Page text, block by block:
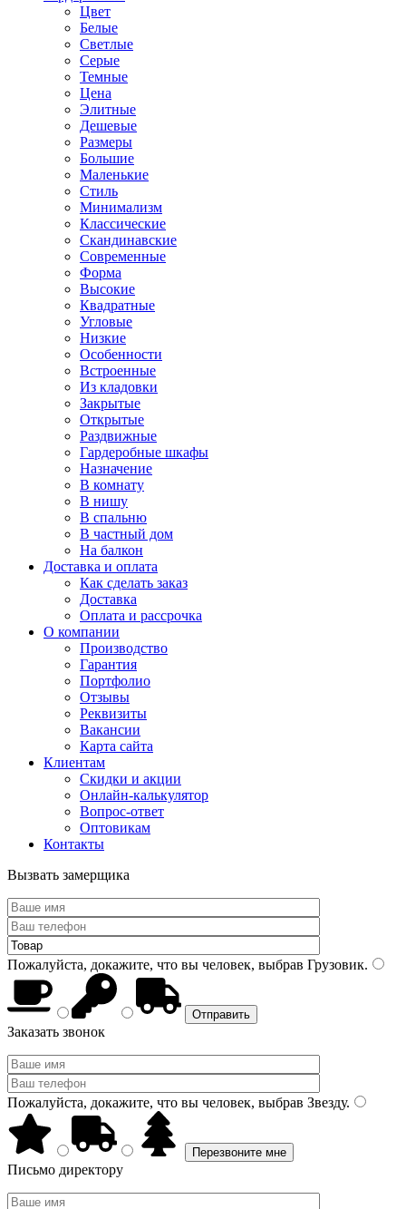
Цвет
Белые
Светлые
Серые
Темные
Цена
Элитные
Дешевые
Размеры
Большие
Маленькие
Стиль
Минимализм
Классические
Скандинавские
Современные
Форма
Высокие
Квадратные
Угловые
Низкие
Особенности
Встроенные
Из кладовки
Закрытые
Открытые
Раздвижные
Гардеробные шкафы
Назначение
В комнату
В нишу
В спальню
В частный дом
На балкон
Доставка и оплата
Как сделать заказ
Доставка
Оплата и рассрочка
О компании
Производство
Гарантия
Портфолио
Отзывы
Реквизиты
Вакансии
Карта сайта
Клиентам
Скидки и акции
Онлайн-калькулятор
Вопрос-ответ
Оптовикам
Контакты
Вызвать замерщика
Пожалуйста, докажите, что вы человек, выбрав Грузовик.
Заказать звонок
Пожалуйста, докажите, что вы человек, выбрав Звезду.
Письмо директору